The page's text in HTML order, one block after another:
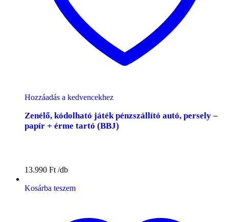
Hozzáadás a kedvencekhez
Zenélő, kódolható játék pénzszállító autó, persely –
papír + érme tartó (BBJ)
13.990 Ft
Kosárba teszem